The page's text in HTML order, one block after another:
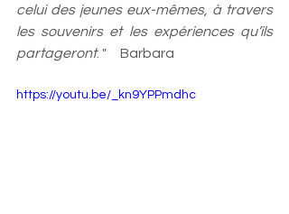
celui des jeunes eux-mêmes, à travers
les souvenirs et les expériences qu’ils
partageront. " Barbara
https://youtu.be/_kn9YPPmdhc